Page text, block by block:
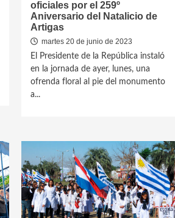
oficiales por el 259º
Aniversario del Natalicio de
Artigas
martes 20 de junio de 2023
El Presidente de la República instaló
en la jornada de ayer, lunes, una
ofrenda floral al pie del monumento
a...